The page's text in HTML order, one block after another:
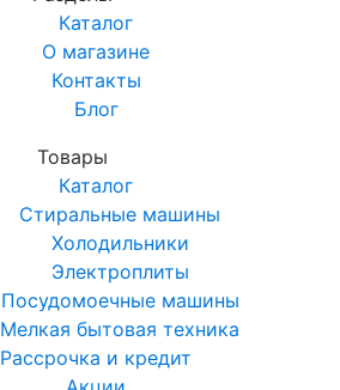
Каталог
О магазине
Контакты
Блог
Товары
Каталог
Стиральные машины
Холодильники
Электроплиты
Посудомоечные машины
Мелкая бытовая техника
Рассрочка и кредит